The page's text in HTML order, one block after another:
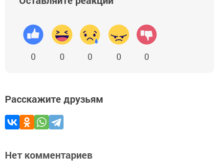
0 0 0 0 0
Расскажите друзьям
Нет комментариев